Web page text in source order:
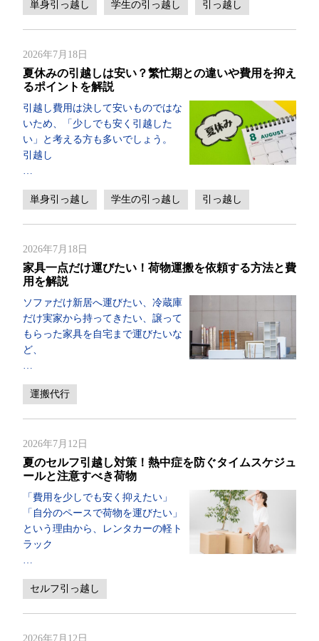
単身引っ越し 学生の引っ越し 引っ越し
2026年7月18日
夏休みの引越しは安い？繁忙期との違いや費用を抑え
るポイントを解説
引越し費用は決して安いものではな
いため、「少しでも安く引越した
い」と考える方も多いでしょう。
引越し
…
単身引っ越し 学生の引っ越し 引っ越し
2026年7月18日
家具一点だけ運びたい！荷物運搬を依頼する方法と費
用を解説
ソファだけ新居へ運びたい、冷蔵庫
だけ実家から持ってきたい、譲って
もらった家具を自宅まで運びたいな
ど、
…
運搬代行
2026年7月12日
夏のセルフ引越し対策！熱中症を防ぐタイムスケジュ
ールと注意すべき荷物
「費用を少しでも安く抑えたい」
「自分のペースで荷物を運びたい」
という理由から、レンタカーの軽ト
ラック
…
セルフ引っ越し
2026年7月12日